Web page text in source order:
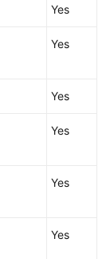
Yes
Yes
Yes
Yes
Yes
Yes